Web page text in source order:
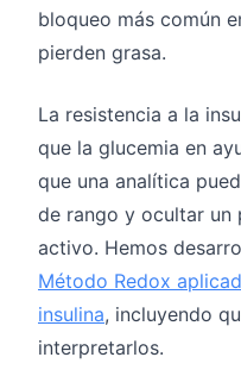
bloqueo más común
pierden grasa.
La resistencia a la
que la glucemia en
que una analítica
de rango y ocultar un
activo. Hemos
Método Redox
insulina, incluyendo
interpretarlos.